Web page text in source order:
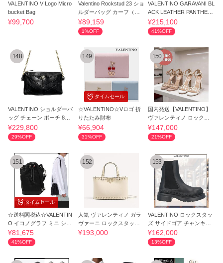
VALENTINO V Logo Micro
bucket Bag
¥99,700
Valentino Rockstud 23 ショ
ルダーバッグ カーフ（牛
革）
¥89,159
1%OFF
VALENTINO GARAVANI BL
ACK LEATHER PANTHEA
SMALL SHOULDER BAG
¥215,100
41%OFF
148
VALENTINO ショルダーバ
ッグ チェーン ポーチ 8W0
B0S99UYF
¥229,800
29%OFF
タイムセール
149
☆VALENTINO☆Vロゴ 折
りたたみ財布
¥66,904
31%OFF
150
国内発送【VALENTINO】
ヴァレンティノ ロックス
タッズ サンダル
¥147,000
21%OFF
タイムセール
151
☆送料関税込☆VALENTIN
O イコノグラフ ミニ ショ
ルダーバッグ☆
¥81,675
41%OFF
152
人気 ヴァレンティノ ガラ
ヴァーニ ロックスタッズ
ミニ トート
¥193,000
153
VALENTINO ロックスタッ
ズ サイドゴア チャンキー
レザーブーツ
¥162,000
13%OFF